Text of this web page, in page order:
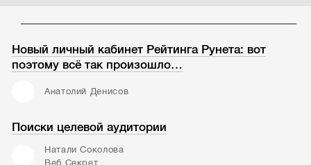
Новый личный кабинет Рейтинга Рунета: вот
поэтому всё так произошло…
Анатолий Денисов
Поиски целевой аудитории
Натали Соколова
Веб Секрет